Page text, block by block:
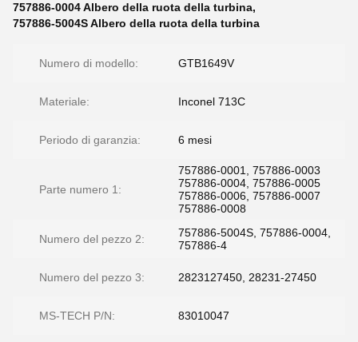
757886-0004 Albero della ruota della turbina,
757886-5004S Albero della ruota della turbina
Numero di modello: GTB1649V
Materiale: Inconel 713C
Periodo di garanzia: 6 mesi
Parte numero 1:
757886-0001, 757886-0003
757886-0004, 757886-0005
757886-0006, 757886-0007
757886-0008
Numero del pezzo 2:
757886-5004S, 757886-0004,
757886-4
Numero del pezzo 3: 2823127450, 28231-27450
MS-TECH P/N: 83010047